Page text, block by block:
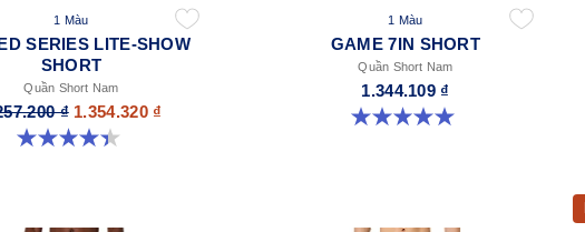
1 Màu
SERIES LITE-SHOW
SHORT
Quần Short Nam
₫ 1.354.320 ₫
4.4 trong số 5 sao. 11 đánh giá
1 Màu
GAME 7IN SHORT
Quần Short Nam
1.344.109 ₫
5.0 trong số 5 sao. 37 đánh giá